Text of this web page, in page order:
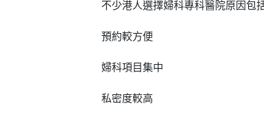
不少港人選擇婦科專科醫院原因包
預約較方便
婦科項目集中
私密度較高